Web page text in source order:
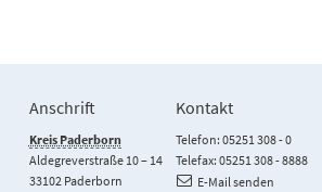
Anschrift
Kreis Paderborn
Aldegreverstraße 10 – 14
33102 Paderborn
Kontakt
Telefon: 05251 308 - 0
Telefax: 05251 308 - 8888
E-Mail senden